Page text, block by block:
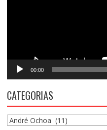
00:00
CATEGORIAS
Categorias